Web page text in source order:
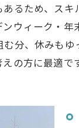
るため、スキ
ウィーク・年
分、休みも
の方に最適です